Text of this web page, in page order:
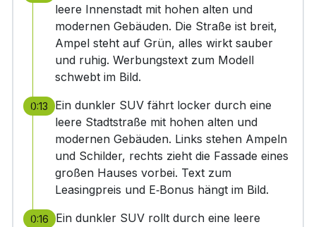
leere Innenstadt mit hohen alten und
modernen Gebäuden. Die Straße ist breit,
Ampel steht auf Grün, alles wirkt sauber
und ruhig. Werbungstext zum Modell
schwebt im Bild.
0:13
Ein dunkler SUV fährt locker durch eine
leere Stadtstraße mit hohen alten und
modernen Gebäuden. Links stehen Ampeln
und Schilder, rechts zieht die Fassade eines
großen Hauses vorbei. Text zum
Leasingpreis und E‑Bonus hängt im Bild.
0:16
Ein dunkler SUV rollt durch eine leere